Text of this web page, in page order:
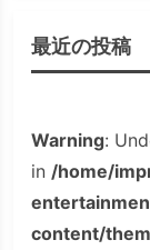
最近の投稿
Warning:
in /home/
content/